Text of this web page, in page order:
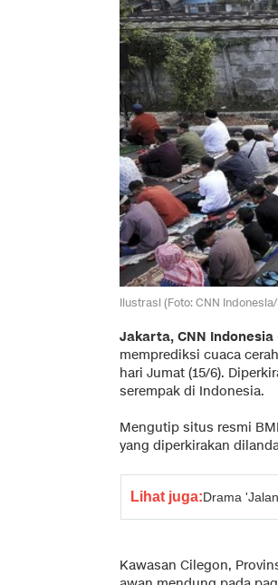
Ilustrasi (Foto: CNN
Jakarta, CNN Indonesia
memprediksi cuaca
hari Jumat (15/6).
serempak di Indonesia.
Mengutip situs resmi
yang diperkirakan
Lihat juga:Drama
Kawasan Cilegon,